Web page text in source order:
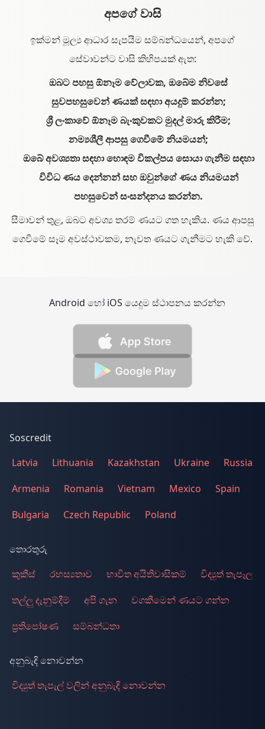
අපගේ වාසි
ඉක්මන් මූල්‍ය ආධාර සැපයීම සම්බන්ධයෙන්, අපගේ
සේවාවන්ට වාසි කිහිපයක් ඇත:
ඔබට පහසු ඕනෑම වේලාවක, ඔබේම නිවසේ
සුවපහසුවෙන් ණයක් සඳහා අයදුම් කරන්න;
ශ්‍රී ලංකාවේ ඕනෑම බැංකුවකට මුදල් මාරු කිරීම;
නම්‍යශීලී ආපසු ගෙවීමේ නියමයන්;
ඔබේ අවශ්‍යතා සඳහා හොඳම විකල්පය සොයා ගැනීම සඳහා
විවිධ ණය දෙන්නන් සහ ඔවුන්ගේ ණය නියමයන්
පහසුවෙන් සංසන්දනය කරන්න.
සීමාවන් තුළ, ඔබට අවශ්‍ය තරම් ණයට ගත හැකිය. ණය ආපසු
ගෙවීමේ සෑම අවස්ථාවකම, නැවත ණයට ගැනීමට හැකි වේ.
Android හෝ iOS යෙදුම ස්ථාපනය කරන්න
Soscredit
Latvia
Lithuania Kazakhstan Ukraine
Russia
Armenia
Romania Vietnam Mexico
Spain
Bulgaria
Czech Republic Poland
තොරතුරු
කුකීස්
රහස්‍යතාව භාවිත අයිතිවාසිකම්
විද්‍යුත් තැපෑල
තල්ලු දැනුම්දීම්
අපි ගැන
වගකීමෙන් ණයට ගන්න
ප්‍රතිපෝෂණ
සම්බන්ධතා
අනුබැඳි නොවන්න
විද්‍යුත් තැපැල් වලින් අනුබැඳි නොවන්න